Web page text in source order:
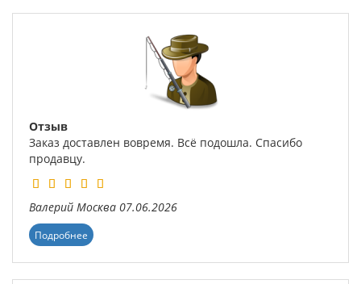
Отзыв
Заказ доставлен вовремя. Всё подошла. Спасибо
продавцу.
Валерий Москва 07.06.2026
Подробнее